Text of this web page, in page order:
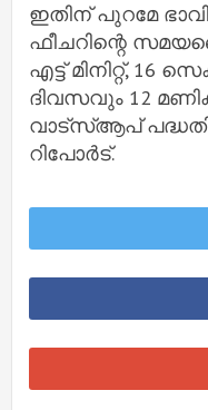
ഇതിന് പുറമേ
ഫീചറിന്റെ
എട്ട് മിനിറ്റ്, 16
ദിവസവും 12
വാട്സ്ആപ്
റിപോർട്.